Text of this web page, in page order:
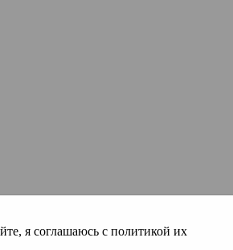
я соглашаюсь с политикой их